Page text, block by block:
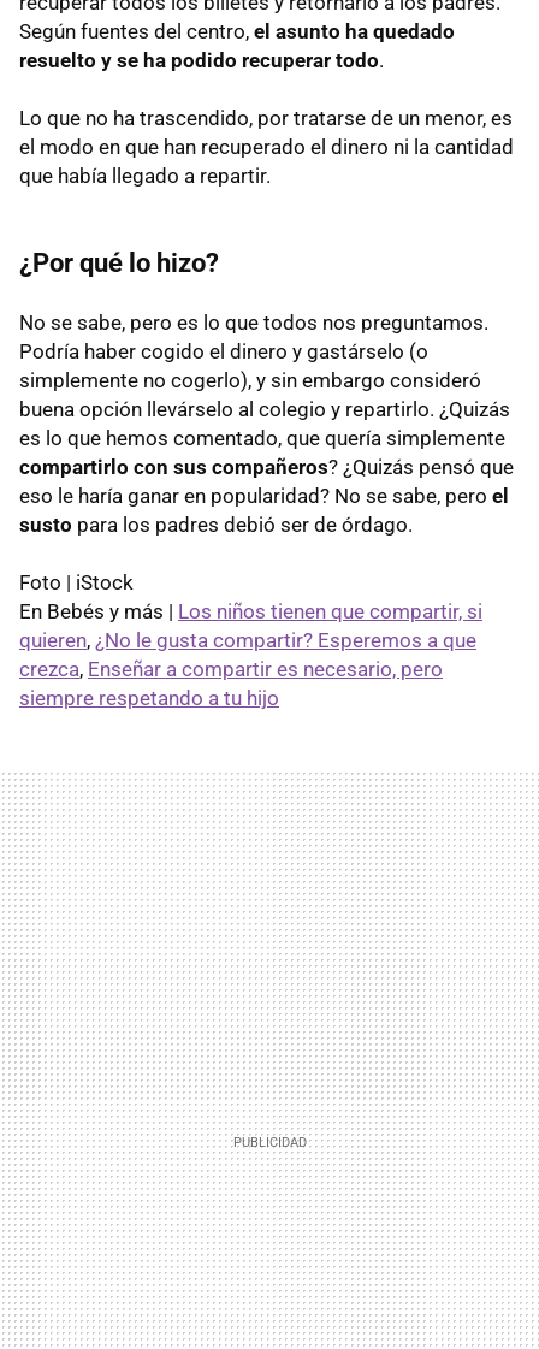
Según fuentes del centro, el asunto ha quedado
resuelto y se ha podido recuperar todo.
Lo que no ha trascendido, por tratarse de un menor, es
el modo en que han recuperado el dinero ni la cantidad
que había llegado a repartir.
¿Por qué lo hizo?
No se sabe, pero es lo que todos nos preguntamos.
Podría haber cogido el dinero y gastárselo (o
simplemente no cogerlo), y sin embargo consideró
buena opción llevárselo al colegio y repartirlo. ¿Quizás
es lo que hemos comentado, que quería simplemente
compartirlo con sus compañeros? ¿Quizás pensó que
eso le haría ganar en popularidad? No se sabe, pero el
susto para los padres debió ser de órdago.
Foto | iStock
En Bebés y más | Los niños tienen que compartir, si
quieren, ¿No le gusta compartir? Esperemos a que
crezca, Enseñar a compartir es necesario, pero
siempre respetando a tu hijo